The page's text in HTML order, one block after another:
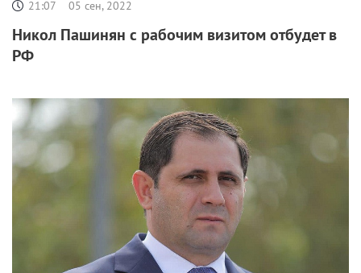
21:07 05 сен, 2022
Никол Пашинян с рабочим визитом отбудет в
РФ